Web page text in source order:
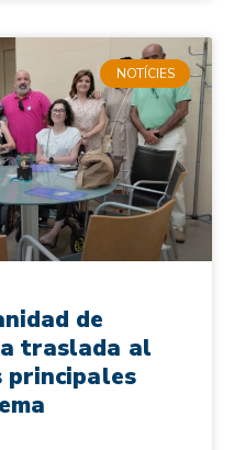
NOTÍCIES
de
traslada al
principales